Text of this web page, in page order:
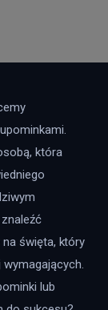
która
święta, który
lub